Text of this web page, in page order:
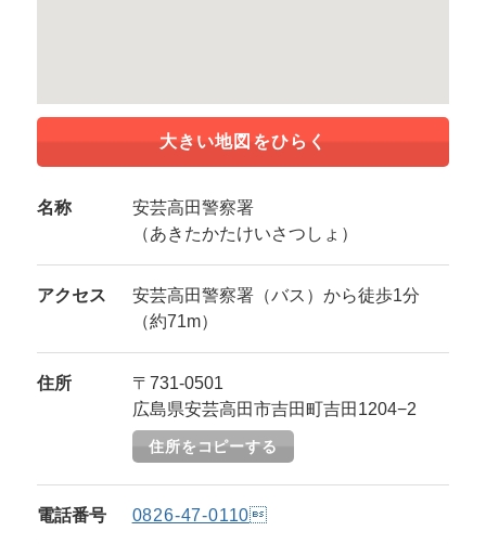
大きい地図をひらく
名称
安芸高田警察署
（あきたかたけいさつしょ）
アクセス
安芸高田警察署（バス）から徒歩1分
（約71m）
住所
〒731-0501
広島県安芸高田市吉田町吉田1204−2
住所をコピーする
電話番号 0826-47-0110